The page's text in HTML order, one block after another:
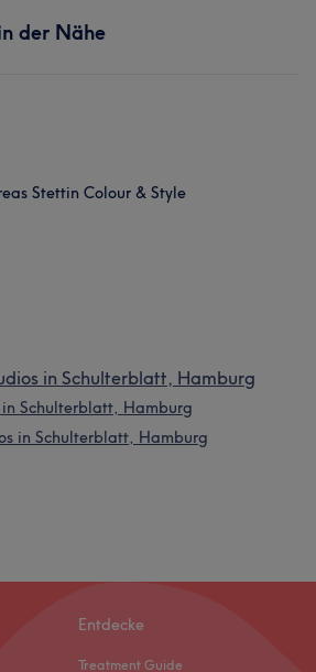
der Nähe
Stettin Colour & Style
in Schulterblatt, Hamburg
Schulterblatt, Hamburg
in Schulterblatt, Hamburg
Entdecke
Treatment Guide